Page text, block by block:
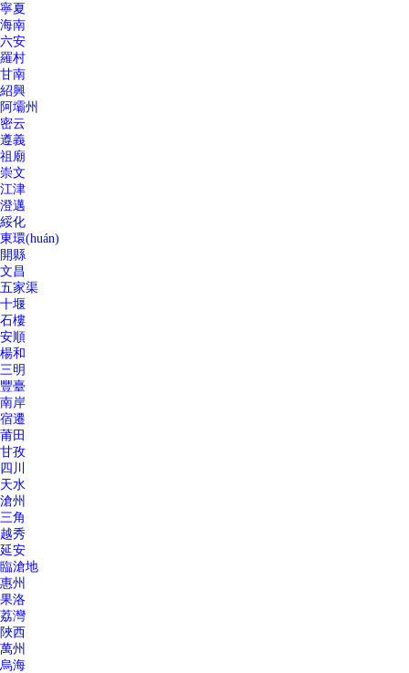
寧夏
海南
六安
羅村
甘南
紹興
阿壩州
密云
遵義
祖廟
崇文
江津
澄邁
綏化
東環(huán)
開縣
文昌
五家渠
十堰
石樓
安順
楊和
三明
豐臺
南岸
宿遷
莆田
甘孜
四川
天水
滄州
三角
越秀
延安
臨滄地
惠州
果洛
荔灣
陜西
萬州
烏海